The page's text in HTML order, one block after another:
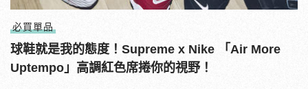
必買單品
球鞋就是我的態度！Supreme x Nike 「Air More
Uptempo」高調紅色席捲你的視野！